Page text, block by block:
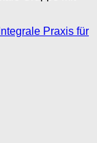
Praxis für